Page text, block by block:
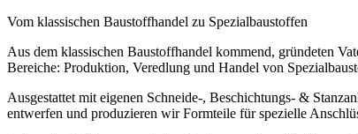
Vom klassischen Baustoffhandel zu Spezialbaustoffen
Aus dem klassischen Baustoffhandel kommend, gründeten
Bereiche: Produktion, Veredlung und Handel von
Ausgestattet mit eigenen Schneide-, Beschichtungs- &
entwerfen und produzieren wir Formteile für spezielle